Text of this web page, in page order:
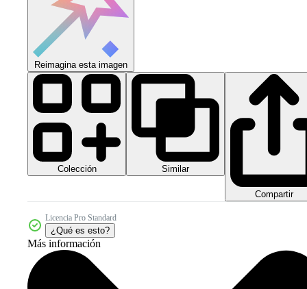
Reimagina esta imagen
Colección Similar
Compartir
Licencia Pro Standard
¿Qué es esto?
Más información